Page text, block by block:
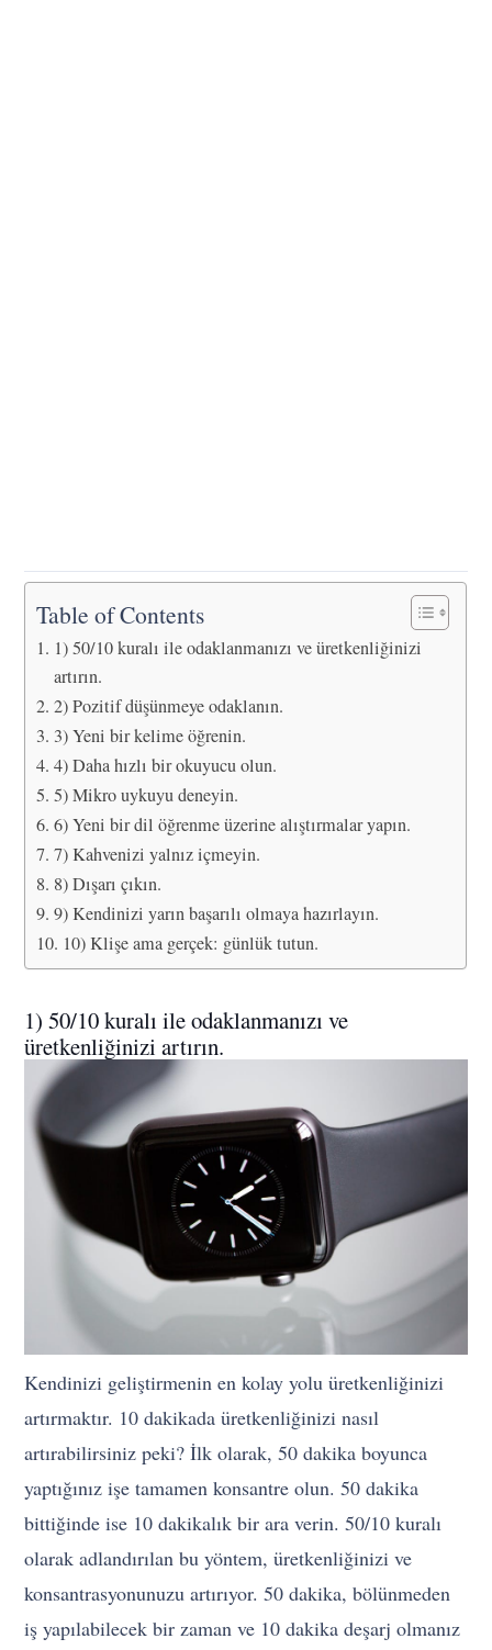
Table of Contents
1) 50/10 kuralı ile odaklanmanızı ve üretkenliğinizi
artırın.
2) Pozitif düşünmeye odaklanın.
3) Yeni bir kelime öğrenin.
4) Daha hızlı bir okuyucu olun.
5) Mikro uykuyu deneyin.
6) Yeni bir dil öğrenme üzerine alıştırmalar yapın.
7) Kahvenizi yalnız içmeyin.
8) Dışarı çıkın.
9) Kendinizi yarın başarılı olmaya hazırlayın.
10) Klişe ama gerçek: günlük tutun.
1) 50/10 kuralı ile odaklanmanızı ve
üretkenliğinizi artırın.
Kendinizi geliştirmenin en kolay yolu üretkenliğinizi
artırmaktır. 10 dakikada üretkenliğinizi nasıl
artırabilirsiniz peki? İlk olarak, 50 dakika boyunca
yaptığınız işe tamamen konsantre olun. 50 dakika
bittiğinde ise 10 dakikalık bir ara verin. 50/10 kuralı
olarak adlandırılan bu yöntem, üretkenliğinizi ve
konsantrasyonunuzu artırıyor. 50 dakika, bölünmeden
iş yapılabilecek bir zaman ve 10 dakika deşarj olmanız